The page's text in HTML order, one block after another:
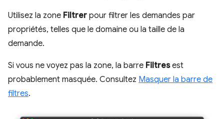
Utilisez la zone Filtrer pour filtrer les demandes par
propriétés, telles que le domaine ou la taille de la
demande.
Si vous ne voyez pas la zone, la barre Filtresest
probablement masquée. Consultez Masquer la barre de
filtres.